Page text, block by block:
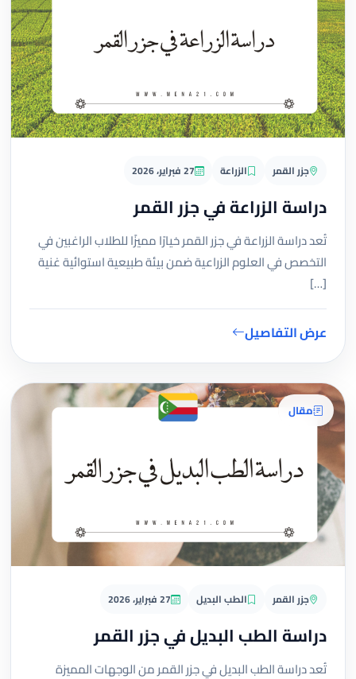
جزر القمر الزراعة 27 فبراير، 2026
دراسة الزراعة في جزر القمر
تُعد دراسة الزراعة في جزر القمر خيارًا مميزًا للطلاب الراغبين في
التخصص في العلوم الزراعية ضمن بيئة طبيعية استوائية غنية
[…]
عرض التفاصيل
مقال
جزر القمر الطب البديل 27 فبراير، 2026
دراسة الطب البديل في جزر القمر
تُعد دراسة الطب البديل في جزر القمر من الوجهات المميزة